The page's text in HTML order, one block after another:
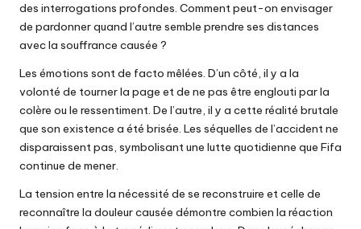
des interrogations profondes. Comment peut-on envisager
de pardonner quand l’autre semble prendre ses distances
avec la souffrance causée ?
Les émotions sont de facto mêlées. D’un côté, il y a la
volonté de tourner la page et de ne pas être englouti par la
colère ou le ressentiment. De l’autre, il y a cette réalité brutale
que son existence a été brisée. Les séquelles de l’accident ne
disparaissent pas, symbolisant une lutte quotidienne que Fifa
continue de mener.
La tension entre la nécessité de se reconstruire et celle de
reconnaître la douleur causée démontre combien la réaction